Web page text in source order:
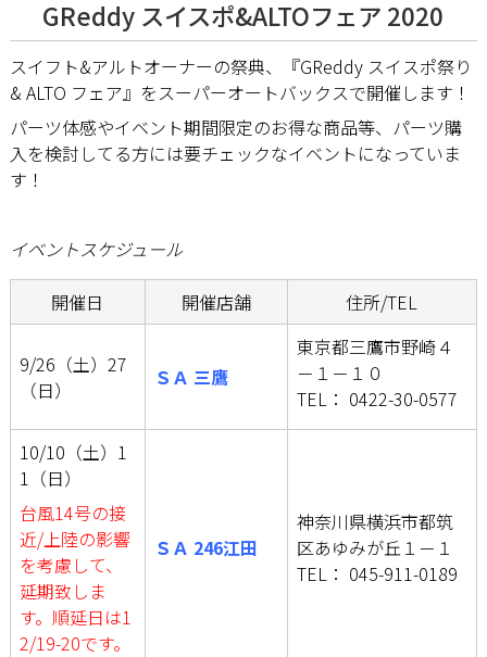
GReddy スイスポ&ALTOフェア 2020
スイフト&アルトオーナーの祭典、『GReddy スイスポ祭り
& ALTO フェア』をスーパーオートバックスで開催します！
パーツ体感やイベント期間限定のお得な商品等、パーツ購
入を検討してる方には要チェックなイベントになっていま
す！
イベントスケジュール
開催日 開催店舗 住所/TEL
9/26（土）27
（日）
ＳＡ 三鷹
東京都三鷹市野崎４
－１－１０
TEL： 0422-30-0577
10/10（土）1
1（日）
台風14号の接
近/上陸の影響
を考慮して、
延期致しま
す。順延日は1
2/19-20です。
ＳＡ 246江田
神奈川県横浜市都筑
区あゆみが丘１－１
TEL： 045-911-0189